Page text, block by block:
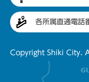
各所属直通電話
Copyright Shiki City.